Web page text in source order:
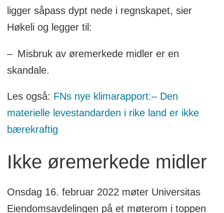
ligger såpass dypt nede i regnskapet, sier
Høkeli og legger til:
– Misbruk av øremerkede midler er en
skandale.
Les også: FNs nye klimarapport:–⁠ Den
materielle leve­stan­darden i rike land er ikke
bære­kraftig
Ikke øremerkede midler
Onsdag 16. februar 2022 møter Universitas
Eiendomsavdelingen på et møterom i toppen